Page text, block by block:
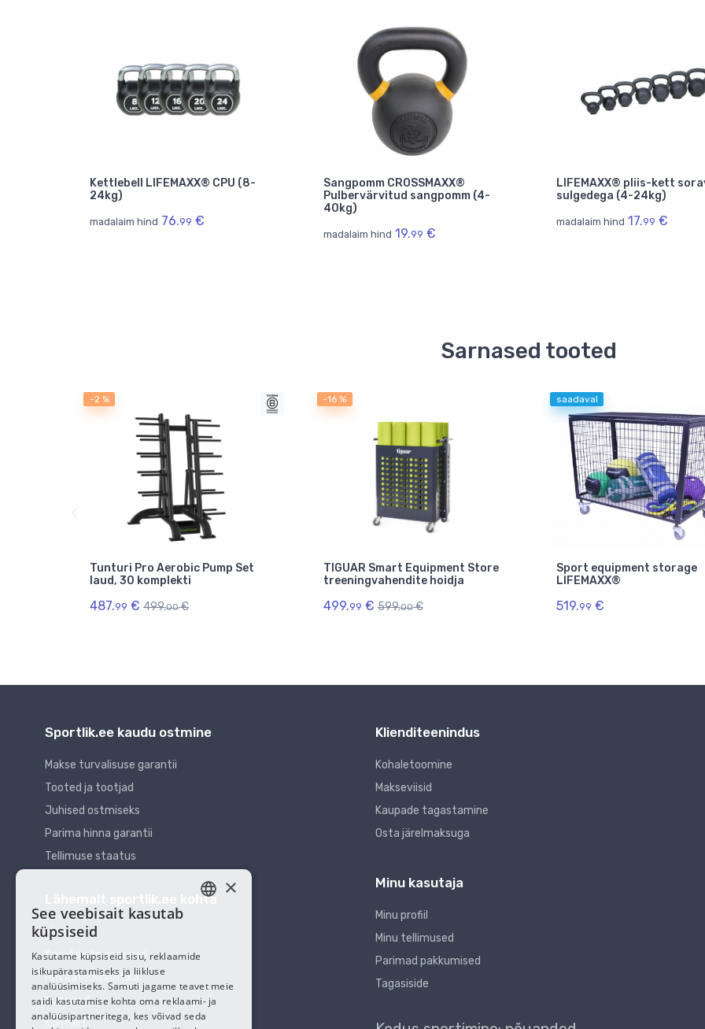
Kettlebell LIFEMAXX® CPU (8-
24kg)
madalaim hind 76.99 €
Sangpomm CROSSMAXX®
Pulbervärvitud sangpomm (4-
40kg)
madalaim hind 19.99 €
LIFEMAXX® pliis-kett
sulgedega (4-24kg)
madalaim hind 17.99 €
Sarnased tooted
-2 %
Tunturi Pro Aerobic Pump Set
laud, 30 komplekti
487.99 € 499.00€
-16 %
TIGUAR Smart Equipment Store
treeningvahendite hoidja
499.99 €599.00€
saadaval
Sport equipment storage
LIFEMAXX®
519.99 €
Sportlik.ee kaudu ostmine
Makse turvalisuse garantii
Tooted ja tootjad
Juhised ostmiseks
Parima hinna garantii
Tellimuse staatus
Lähemalt sportlik.ee kohta
Meist
Kasutajatingimused
Privaatsuspoliitika
Küpsised
Kontakt
Klienditeenindus
Kohaletoomine
Makseviisid
Kaupade tagastamine
Osta järelmaksuga
Minu kasutaja
Minu profiil
Minu tellimused
Parimad pakkumised
Tagasiside
×
See veebisait kasutab
küpsiseid
Kasutame küpsiseid sisu, reklaamide
isikupärastamiseks ja liikluse
analüüsimiseks. Samuti jagame teavet meie
saidi kasutamise kohta oma reklaami- ja
analüüsipartneritega, kes võivad seda